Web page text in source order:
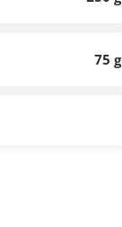
75 g